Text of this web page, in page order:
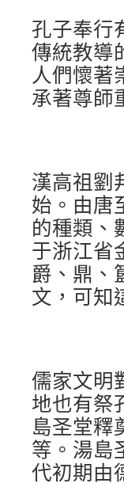
孔子奉行
傳統教導
人們懷著
承著尊師
漢高祖劉
始。由唐
的種類、
于浙江省
爵、鼎、
文，可知
儒家文明
地也有祭
島圣堂釋
等。湯島
代初期由